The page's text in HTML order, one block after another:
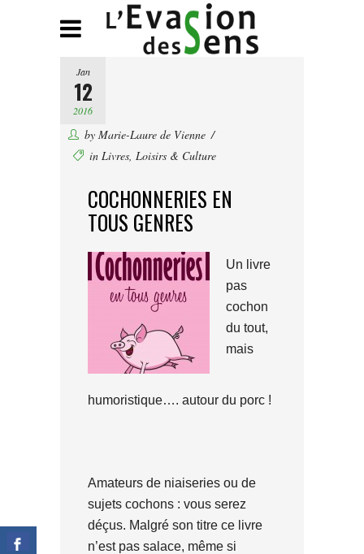
Jan
12
2016
by Marie-Laure de Vienne
in Livres, Loisirs & Culture
COCHONNERIES EN
TOUS GENRES
Un livre
pas
cochon
du tout,
mais
humoristique…. autour du porc !
Amateurs de niaiseries ou de
sujets cochons : vous serez
déçus. Malgré son titre ce livre
n’est pas salace, même si